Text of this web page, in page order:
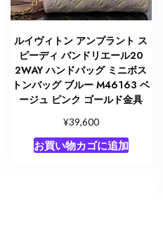
ルイヴィトン アンプラント ス
ピーディ バンドリエール20
2WAY ハンドバッグ ミニボス
トンバッグ ブルー M46163 ベ
ージュ ピンク ゴールド金具
¥39,600
お買い物カゴに追加